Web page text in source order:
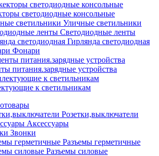
светодиодные консольные
Уличные светильники
Светодиодные ленты
Гирлянда светодиодная
Фонари
питания.зарядные устройства
к светильникам
Розетки,выключатели
Аксессуары
Звонки
Разъемы герметичные
Разъемы силовые